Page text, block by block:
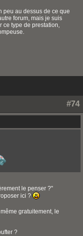
peu au dessus de ce que
forum, mais je suis
ce type de prestation,
#74
le penser ?"
ici ?
gratuitement, le
?